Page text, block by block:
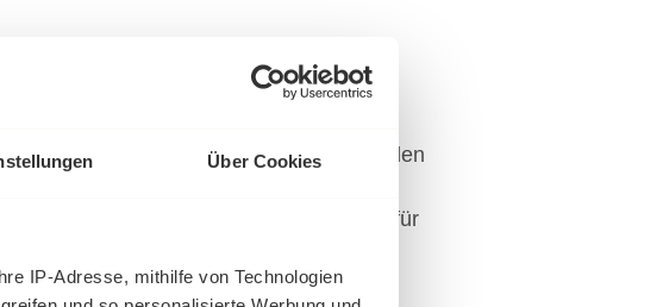
Über Cookies
IP-Adresse, mithilfe von Technologien
als Traffic-Treiber
im letzten Quartal 2013 feststellen
hier aktiv sind, werden die Ausgaben für